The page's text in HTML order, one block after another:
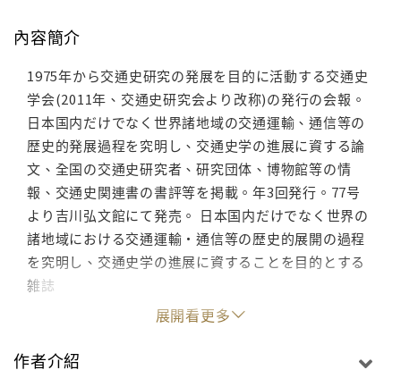
內容簡介
1975年から交通史研究の発展を目的に活動する交通史
学会(2011年、交通史研究会より改称)の発行の会報。
日本国内だけでなく世界諸地域の交通運輸、通信等の
歴史的発展過程を究明し、交通史学の進展に資する論
文、全国の交通史研究者、研究団体、博物館等の情
報、交通史関連書の書評等を掲載。年3回発行。77号
より吉川弘文館にて発売。 日本国内だけでなく世界の
諸地域における交通運輸・通信等の歴史的展開の過程
を究明し、交通史学の進展に資することを目的とする
雑誌
展開看更多
作者介紹